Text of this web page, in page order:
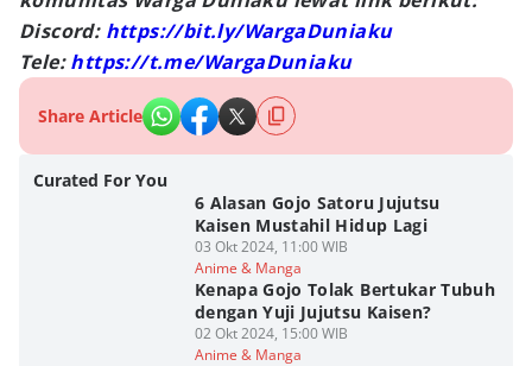
Discord: https://bit.ly/WargaDuniaku
Tele:https://t.me/WargaDuniaku
Share Article
Curated For You
6 Alasan Gojo Satoru Jujutsu
Kaisen Mustahil Hidup Lagi
03 Okt 2024, 11:00 WIB
Anime & Manga
Kenapa Gojo Tolak Bertukar Tubuh
dengan Yuji Jujutsu Kaisen?
02 Okt 2024, 15:00 WIB
Anime & Manga